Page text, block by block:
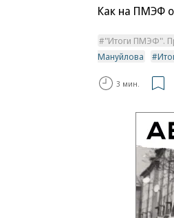
Как на ПМЭФ
"Итоги ПМЭФ".
Мануйлова
3 мин.